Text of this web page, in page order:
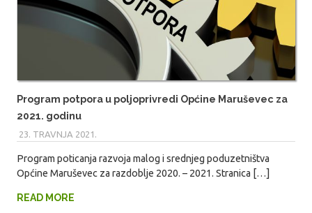
Program potpora u poljoprivredi Općine Maruševec za
2021. godinu
23. TRAVNJA 2021.
Program poticanja razvoja malog i srednjeg poduzetništva
Općine Maruševec za razdoblje 2020. – 2021. Stranica […]
READ MORE